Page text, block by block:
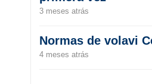
3 meses atrás
Normas de volavi
4 meses atrás